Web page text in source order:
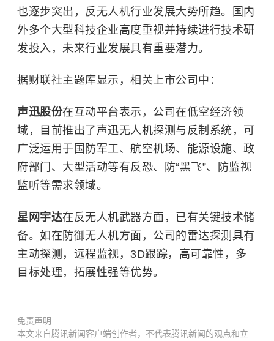
也逐步突出，反无人机行业发展大势所趋。国内
外多个大型科技企业高度重视并持续进行技术研
发投入，未来行业发展具有重要潜力。
据财联社主题库显示，相关上市公司中：
声迅股份在互动平台表示，公司在低空经济领
域，目前推出了声迅无人机探测与反制系统，可
广泛运用于国防军工、航空机场、能源设施、政
府部门、大型活动等有反恐、防“黑飞”、防监视
监听等需求领域。
星网宇达在反无人机武器方面，已有关键技术储
备。如在防御无人机方面，公司的雷达探测具有
主动探测，远程监视，3D跟踪，高可靠性，多
目标处理，拓展性强等优势。
免责声明
本文来自腾讯新闻客户端创作者，不代表腾讯新闻的观点和立